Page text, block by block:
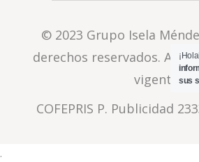
© 2023 Grupo Isela
derechos reservados.
vigente
COFEPRIS P. Publicidad
.
sus